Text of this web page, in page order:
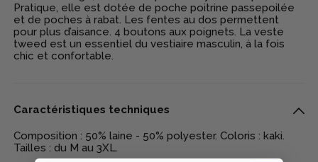
Pratique, elle est dotée de poche poitrine passepoilée
et de poches à rabat. Les fentes au dos permettent
pour plus d’aisance. 4 boutons aux poignets. La veste
tweed est un essentiel du vestiaire masculin, à la fois
chic et confortable.
Caractéristiques techniques
Composition : 50% laine - 50% polyester. Coloris : kaki.
Tailles : du M au 3XL.